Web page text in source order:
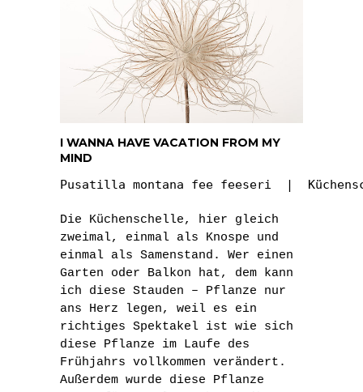
I WANNA HAVE VACATION FROM MY
MIND
Pusatilla montana fee feeseri  |
Die Küchenschelle, hier gleich
zweimal, einmal als Knospe und
einmal als Samenstand. Wer einen
Garten oder Balkon hat, dem kann
ich diese Stauden – Pflanze nur
ans Herz legen, weil es ein
richtiges Spektakel ist wie sich
diese Pflanze im Laufe des
Frühjahrs vollkommen verändert.
Außerdem wurde diese Pflanze